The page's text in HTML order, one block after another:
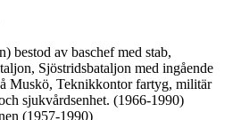
bestod av baschef med stab,
Sjöstridsbataljon med ingående
Muskö, Teknikkontor fartyg, militär
sjukvårdsenhet. (1966-1990)
(1957-1990)